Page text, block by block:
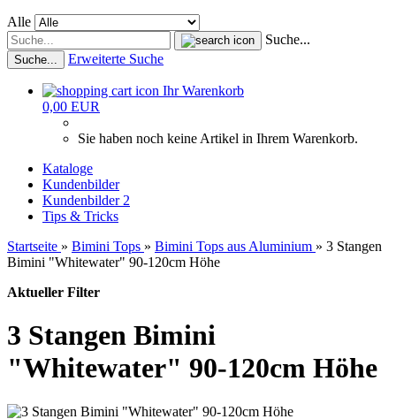
Alle
Suche...
Suche... Erweiterte Suche
Ihr Warenkorb
0,00 EUR
Sie haben noch keine Artikel in Ihrem Warenkorb.
Kataloge
Kundenbilder
Kundenbilder 2
Tips & Tricks
Startseite » Bimini Tops » Bimini Tops aus Aluminium » 3 Stangen
Bimini "Whitewater" 90-120cm Höhe
Aktueller Filter
3 Stangen Bimini
"Whitewater" 90-120cm Höhe